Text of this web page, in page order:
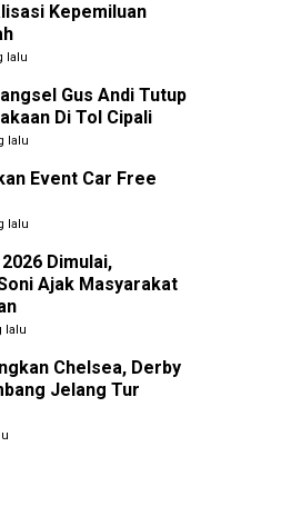
Kepemiluan
lalu
Gus Andi Tutup
Di Tol Cipali
lalu
Event Car Free
lalu
Dimulai,
Ajak Masyarakat
lalu
Chelsea, Derby
Jelang Tur